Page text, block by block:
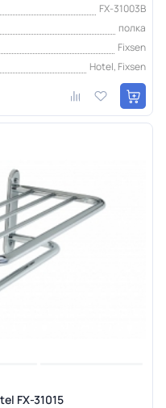
FX-31003B
полка
Fixsen
Hotel, Fixsen
FX-31015